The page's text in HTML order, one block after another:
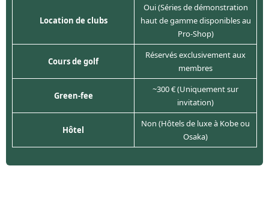
Location de clubs
Oui (Séries de démonstration
haut de gamme disponibles au
Pro-Shop)
Cours de golf
Réservés exclusivement aux
membres
Green-fee
~300 € (Uniquement sur
invitation)
Hôtel
Non (Hôtels de luxe à Kobe ou
Osaka)